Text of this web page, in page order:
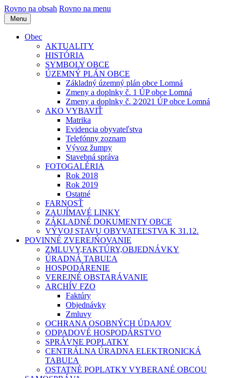
Rovno na obsah Rovno na menu
Menu
Obec
AKTUALITY
HISTÓRIA
SYMBOLY OBCE
ÚZEMNÝ PLÁN OBCE
Základný územný plán obce Lomná
Zmeny a doplnky č. 1 ÚP obce Lomná
Zmeny a doplnky č. 2⁄2021 ÚP obce Lomná
AKO VYBAVIŤ
Matrika
Evidencia obyvateľstva
Telefónny zoznam
Vývoz žumpy
Stavebná správa
FOTOGALÉRIA
Rok 2018
Rok 2019
Ostatné
FARNOSŤ
ZAUJÍMAVÉ LINKY
ZÁKLADNÉ DOKUMENTY OBCE
VÝVOJ STAVU OBYVATEĽSTVA K 31.12.
POVINNÉ ZVEREJŃOVANIE
ZMLUVY,FAKTÚRY,OBJEDNÁVKY
ÚRADNÁ TABUĽA
HOSPODÁRENIE
VEREJNÉ OBSTARÁVANIE
ARCHÍV FZO
Faktúry
Objednávky
Zmluvy
OCHRANA OSOBNÝCH ÚDAJOV
ODPADOVÉ HOSPODÁRSTVO
SPRÁVNE POPLATKY
CENTRÁLNA ÚRADNA ELEKTRONICKÁ
TABUĽA
OSTATNÉ POPLATKY VYBERANÉ OBCOU